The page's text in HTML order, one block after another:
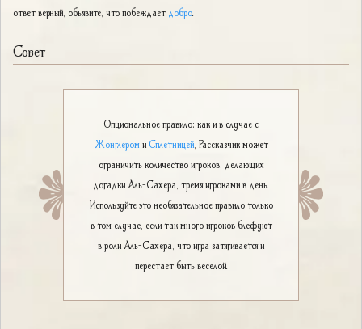
ответ верный, объявите, что побеждает добро
Совет
Опциональное правило: как и в случае с
Жонглероми Сплетницей, Рассказчик может
ограничить количество игроков, делающих
догадки Аль-Сахера, тремя игроками в день.
Используйте это необязательное правило только
в том случае, если так много игроков блефуют
в роли Аль-Сахера, что игра затягивается и
перестает быть веселой.